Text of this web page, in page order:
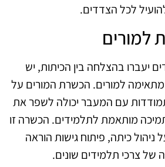
לכל הצדדים.
למורים
יעברו בהצלחה בין הכיתות, יש
למורים. הכשרת המורים על
עם המעבר יכולה לשפר את
מותאמת לתלמידים. הכשרה זו
ניהול כיתה, פיתוח גישות הוראה
של צרכי תלמידים שונים.